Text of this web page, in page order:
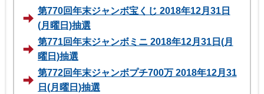
第770回年末ジャンボ宝くじ 2018年12月31日
(月曜日)抽選
第771回年末ジャンボミニ 2018年12月31日(月
曜日)抽選
第772回年末ジャンボプチ700万 2018年12月31
日(月曜日)抽選